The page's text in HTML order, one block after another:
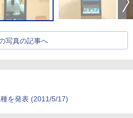
写真の記事へ
を発表 (2011/5/17)